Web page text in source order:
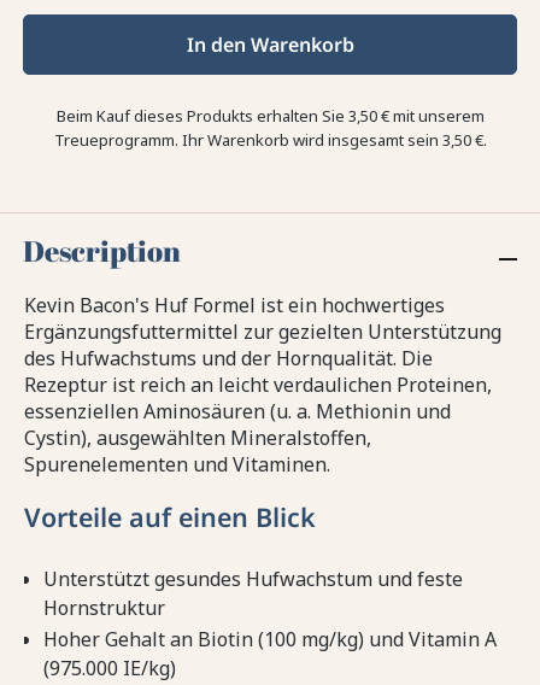
In den Warenkorb
Beim Kauf dieses Produkts erhalten Sie 3,50 €mit unserem
Treueprogramm. Ihr Warenkorb wird insgesamt sein 3,50 €.
Description
Kevin Bacon's Huf Formel ist ein hochwertiges
Ergänzungsfuttermittel zur gezielten Unterstützung
des Hufwachstums und der Hornqualität. Die
Rezeptur ist reich an leicht verdaulichen Proteinen,
essenziellen Aminosäuren (u. a. Methionin und
Cystin), ausgewählten Mineralstoffen,
Spurenelementen und Vitaminen.
Vorteile auf einen Blick
Unterstützt gesundes Hufwachstum und feste
Hornstruktur
Hoher Gehalt an Biotin (100 mg/kg) und Vitamin A
(975.000 IE/kg)